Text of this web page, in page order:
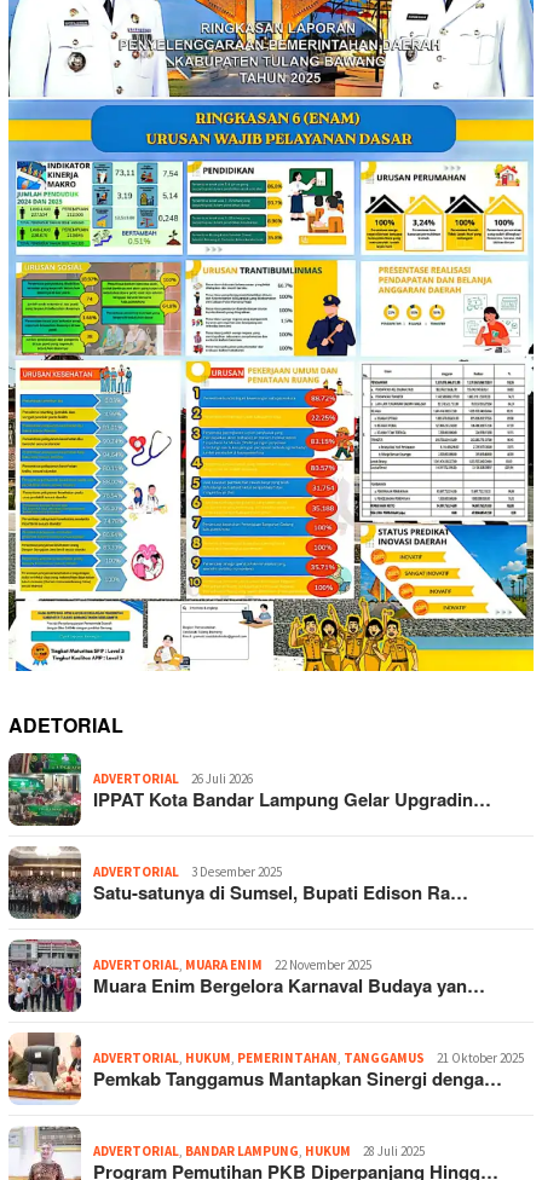
ADETORIAL
ADVERTORIAL 26 Juli 2026
IPPAT Kota Bandar Lampung Gelar Upgradin…
ADVERTORIAL 3 Desember 2025
Satu-satunya di Sumsel, Bupati Edison Ra…
ADVERTORIAL MUARA ENIM 22 November 2025
Muara Enim Bergelora Karnaval Budaya yan…
ADVERTORIAL HUKUM PEMERINTAHAN TANGGAMUS 21 Oktober 2025
Pemkab Tanggamus Mantapkan Sinergi denga…
ADVERTORIAL BANDAR LAMPUNG HUKUM 28 Juli 2025
Program Pemutihan PKB Diperpanjang Hingg…